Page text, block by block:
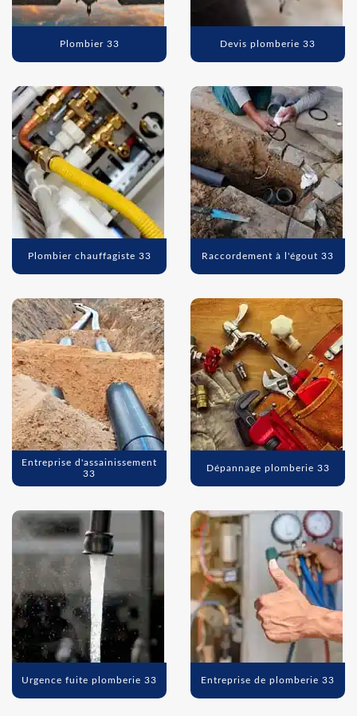
Plombier 33 Devis plomberie 33
Plombier chauffagiste 33 Raccordement à l'égout 33
Entreprise d'assainissement
33
Dépannage plomberie 33
Urgence fuite plomberie 33 Entreprise de plomberie 33